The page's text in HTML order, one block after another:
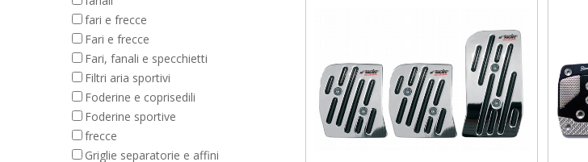
fari e frecce
Fari e frecce
Fari, fanali e specchietti
Filtri aria sportivi
Foderine e coprisedili
Foderine sportive
frecce
Griglie separatorie e affini